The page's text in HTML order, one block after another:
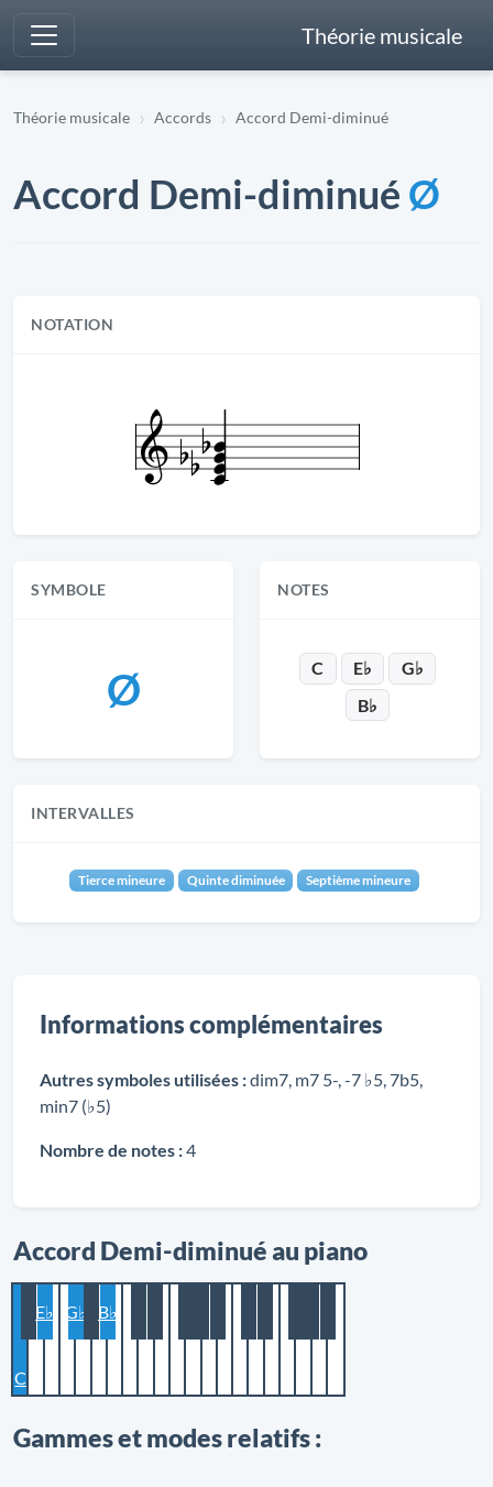
Théorie musicale
Théorie musicale Accords Accord Demi-diminué
Accord Demi-diminué Ø
NOTATION
SYMBOLE
Ø
NOTES
C E♭
G♭
B♭
INTERVALLES
Tierce mineure Quinte diminuée Septième mineure
Informations complémentaires
Autres symboles utilisées :dim7, m7 5-, -7 ♭5, 7b5,
min7 (♭5)
Nombre de notes :4
Accord Demi-diminué au piano
C
E♭ G♭ B♭
Gammes et modes relatifs :